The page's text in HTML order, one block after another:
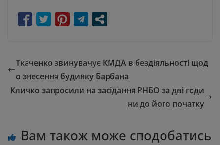
Ткаченко звинувачує КМДА в бездіяльності щод
о знесення будинку Барбана
Кличко запросили на засідання РНБО за дві годи
ни до його початку
Вам також може сподобатись